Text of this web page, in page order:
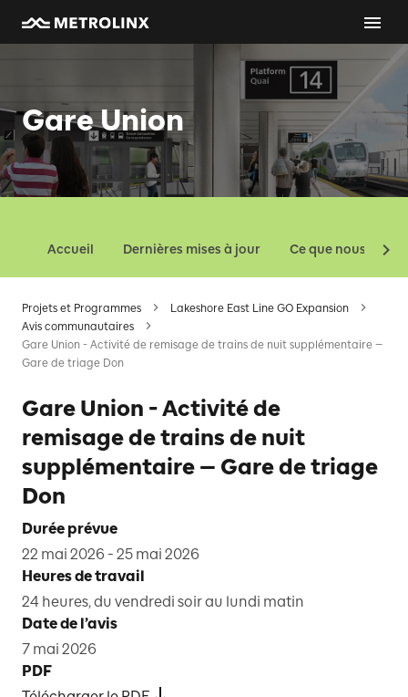
Gare Union
Accueil Dernières mises à jour Ce que nous
Projets et Programmes
Lakeshore East Line GO Expansion
Avis communautaires
Gare Union - Activité de remisage de trains de nuit supplémentaire —
Gare de triage Don
Gare Union - Activité de
remisage de trains de nuit
supplémentaire — Gare de triage
Don
Durée prévue
22 mai 2026 - 25 mai 2026
Heures de travail
24 heures, du vendredi soir au lundi matin
Date de l’avis
7 mai 2026
PDF